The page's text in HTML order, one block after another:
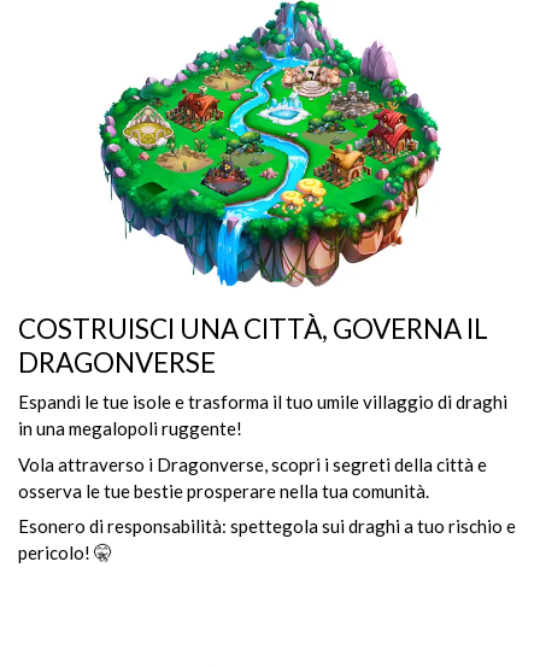
COSTRUISCI UNA CITTÀ, GOVERNA IL
DRAGONVERSE
Espandi le tue isole e trasforma il tuo umile villaggio di draghi
in una megalopoli ruggente!
Vola attraverso i Dragonverse, scopri i segreti della città e
osserva le tue bestie prosperare nella tua comunità.
Esonero di responsabilità: spettegola sui draghi a tuo rischio e
pericolo! 🤫